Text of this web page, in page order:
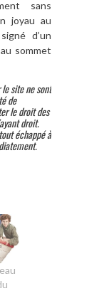
sans
joyau au
d’un
sommet
site ne sont
de
le droit des
droit.
échappé à